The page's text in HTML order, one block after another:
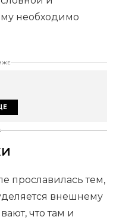
необходимо
прославилась тем,
внешнему
что там и